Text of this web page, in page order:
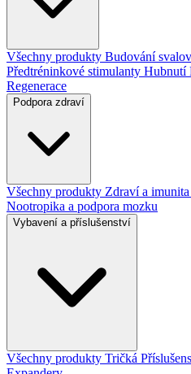
Všechny produkty Budování
Předtréninkové stimulanty Hubnutí
Regenerace
Podpora zdraví
Všechny produkty Zdraví a imunita
Nootropika a podpora mozku
Vybavení a příslušenství
Všechny produkty Tričká